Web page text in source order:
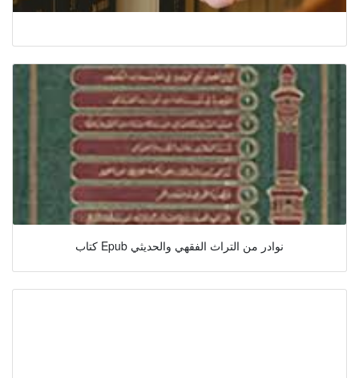
كتاب Epub نوادر من التراث الفقهي والحديثي